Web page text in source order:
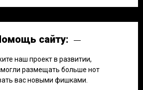
сайту:
наш проект в развитии,
размещать больше нот
вас новыми фишками.